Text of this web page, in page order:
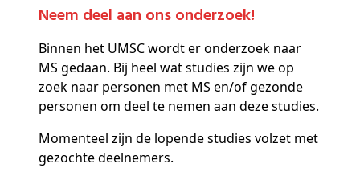
Neem deel aan ons onderzoek!
Binnen het UMSC wordt er onderzoek naar
MS gedaan. Bij heel wat studies zijn we op
zoek naar personen met MS en/of gezonde
personen om deel te nemen aan deze studies.
Momenteel zijn de lopende studies volzet met
gezochte deelnemers.